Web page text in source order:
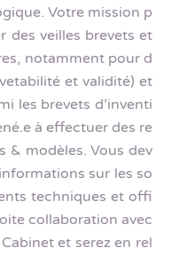
Votre mission p
des veilles brevets et
notamment pour d
et validité) et
les brevets d’inventi
à effectuer des re
& modèles. Vous dev
sur les so
techniques et offi
collaboration avec
et serez en rel